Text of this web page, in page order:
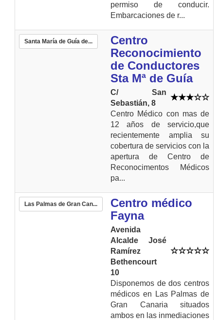
permiso de conducir.
Embarcaciones de r...
Santa María de Guía de...
Centro
Reconocimiento
de Conductores
Sta Mª de Guía
C/ San
Sebastián, 8
Centro Médico con mas de
12 años de servicio,que
recientemente amplia su
cobertura de servicios con la
apertura de Centro de
Reconocimentos Médicos
pa...
Las Palmas de Gran Can...
Centro médico
Fayna
Avenida
Alcalde José
Ramírez
Bethencourt
10
Disponemos de dos centros
médicos en Las Palmas de
Gran Canaria situados
ambos en las inmediaciones